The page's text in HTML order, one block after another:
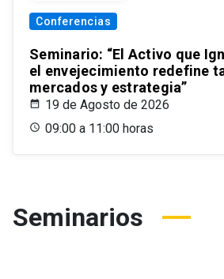
Conferencias
Seminario: “El Activo que
el envejecimiento redefine
mercados y estrategia”
19 de Agosto de 2026
09:00 a 11:00 horas
Seminarios